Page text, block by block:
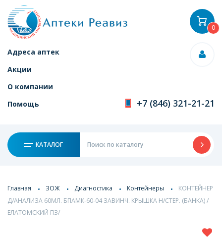
Адреса аптек
Акции
О компании
Помощь
+7 (846) 321-21-21
КАТАЛОГ
0
Главная ЗОЖ Диагностика Контейнеры
КОНТЕЙНЕР
Д/АНАЛИЗА 60МЛ. БПАМК-60-04 ЗАВИНЧ. КРЫШКА Н/СТЕР. (БАНКА) /
ЕЛАТОМСКИЙ ПЗ/